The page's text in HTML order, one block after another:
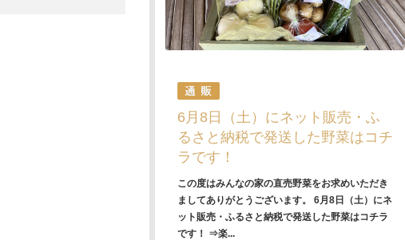
6月8日（土）にネット販売・ふ
るさと納税で発送した野菜はコチ
ラです！
この度はみんなの家の直売野菜をお求めいただき
ましてありがとうございます。 6月8日（土）にネ
ット販売・ふるさと納税で発送した野菜はコチラ
です！ ⇒楽...